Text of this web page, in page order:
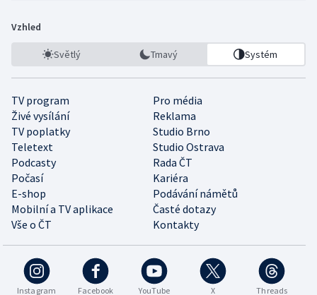
Vzhled
Světlý Tmavý Systém
TV program
Pro média
Živé vysílání
Reklama
TV poplatky
Studio Brno
Teletext
Studio Ostrava
Podcasty
Rada ČT
Počasí
Kariéra
E-shop
Podávání námětů
Mobilní a TV aplikace
Časté dotazy
Vše o ČT
Kontakty
Instagram Facebook YouTube X Threads